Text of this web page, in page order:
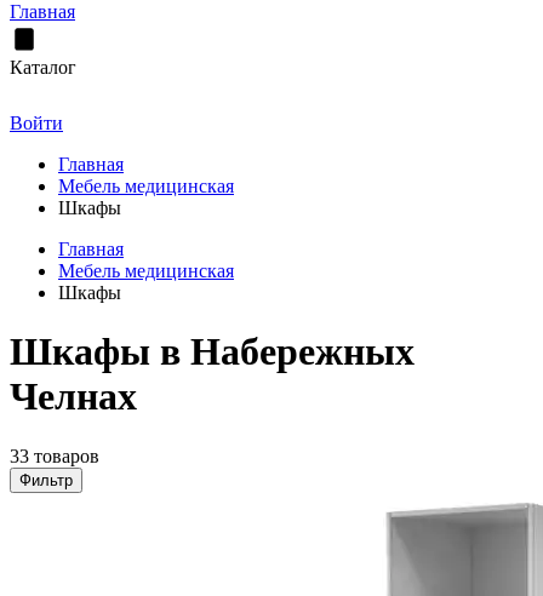
Главная
Каталог
Войти
Главная
Мебель медицинская
Шкафы
Главная
Мебель медицинская
Шкафы
Шкафы в Набережных
Челнах
33 товаров
Фильтр